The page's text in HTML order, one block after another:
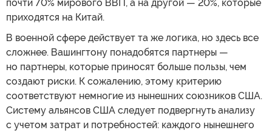
почти 70% мирового ВВП, а на другой — 20%, которые
приходятся на Китай.
В военной сфере действует та же логика, но здесь все
сложнее. Вашингтону понадобятся партнеры —
но партнеры, которые приносят больше пользы, чем
создают риски. К сожалению, этому критерию
соответствуют немногие из нынешних союзников США.
Систему альянсов США следует подвергнуть анализу
с учетом затрат и потребностей: каждого нынешнего